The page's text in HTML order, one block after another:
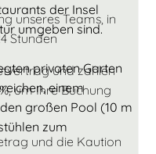
der Insel
umgeben sind.
privaten Garten
einem
großen Pool (10 m
zum
unseres Teams, in
Stunden
und zahlen
um Ihre Buchung
und die Kaution